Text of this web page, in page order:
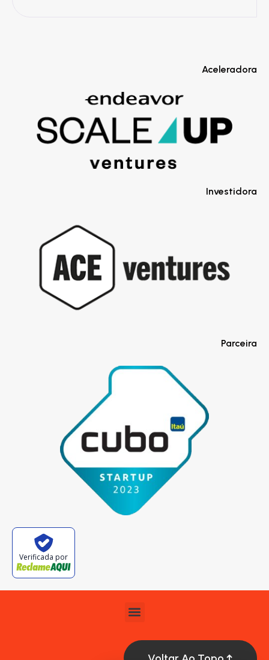
Aceleradora
Investidora
Parceira
Verificada por